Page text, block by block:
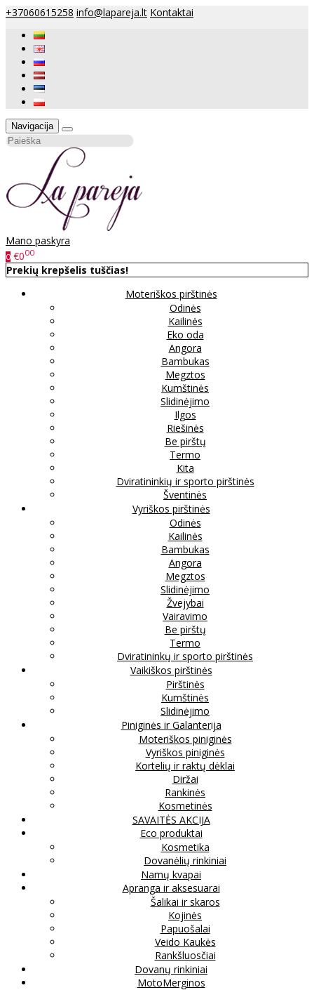
+37060615258 info@lapareja.lt Kontaktai
Navigacija
Mano paskyra
0 €000
Prekių krepšelis tuščias!
Moteriškos pirštinės
Odinės
Kailinės
Eko oda
Angora
Bambukas
Megztos
Kumštinės
Slidinėjimo
Ilgos
Riešinės
Be pirštų
Termo
Kita
Dviratininkių ir sporto pirštinės
Šventinės
Vyriškos pirštinės
Odinės
Kailinės
Bambukas
Angora
Megztos
Slidinėjimo
Žvejybai
Vairavimo
Be pirštų
Termo
Dviratininkų ir sporto pirštinės
Vaikiškos pirštinės
Pirštinės
Kumštinės
Slidinėjimo
Piniginės ir Galanterija
Moteriškos piniginės
Vyriškos piniginės
Kortelių ir raktų dėklai
Diržai
Rankinės
Kosmetinės
SAVAITĖS AKCIJA
Eco produktai
Kosmetika
Dovanėlių rinkiniai
Namų kvapai
Apranga ir aksesuarai
Šalikai ir skaros
Kojinės
Papuošalai
Veido Kaukės
Rankšluosčiai
Dovanų rinkiniai
MotoMerginos